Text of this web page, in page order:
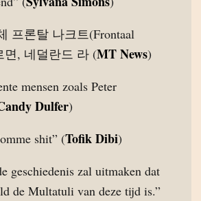
프론탈 나크트(Frontaal
면, 네덜란드 라 (MT News)
mensen zoals Peter
Dulfer)
shit” (Tofik Dibi)
geschiedenis zal uitmaken dat
de Multatuli van deze tijd is.”